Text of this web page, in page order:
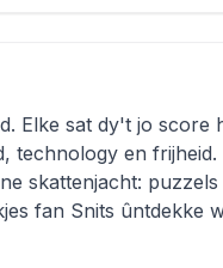
Elke sat dy't jo score
technology en
skattenjacht:
fan Snits ûntdekke